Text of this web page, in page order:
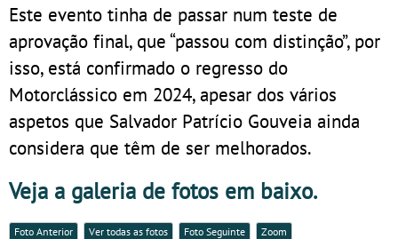
Este evento tinha de passar num teste de
aprovação final, que “passou com distinção”, por
isso, está confirmado o regresso do
Motorclássico em 2024, apesar dos vários
aspetos que Salvador Patrício Gouveia ainda
considera que têm de ser melhorados.
Veja a galeria de fotos em baixo.
Foto Anterior Ver todas as fotos Foto Seguinte Zoom